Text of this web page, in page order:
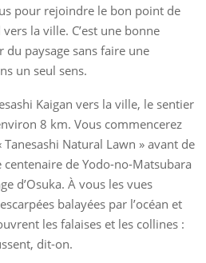
pour rejoindre le bon point de
la ville. C’est une bonne
paysage sans faire une
un seul sens.
Kaigan vers la ville, le sentier
8 km. Vous commencerez
Natural Lawn » avant de
de Yodo-no-Matsubara
d’Osuka. À vous les vues
balayées par l’océan et
les falaises et les collines :
dit-on.